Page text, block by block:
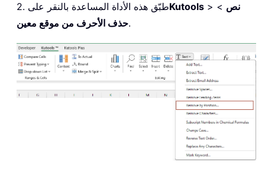
2. طبّق هذه الأداة المساعدة بالنقر علىKutools > نص >
حذف الأحرف من موقع معين.